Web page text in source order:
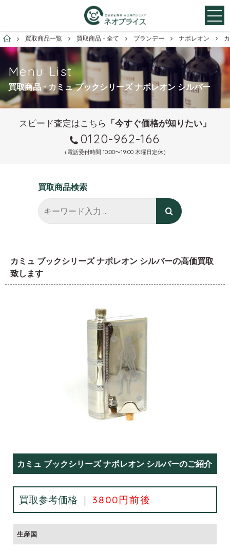
お酒買取専門店ネオプライス
買取商品一覧 買取商品 - 全て ブランデー ナポレオン
Menu List
買取商品 - カミュ ブックシリーズ ナポレオン シルバー
スピード査定はこちら 「今すぐ価格が知りたい」
0120-962-166
（電話受付時間 10:00〜19:00 木曜日定休）
買取商品検索
カミュ ブックシリーズ ナポレオン シルバーの高価買取
致します
カミュ ブックシリーズ ナポレオン シルバーのご紹介
買取参考価格 ｜ 3800円前後
生産国